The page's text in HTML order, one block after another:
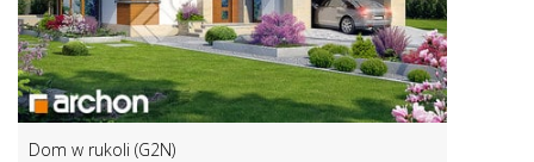
Dom w rukoli (G2N)